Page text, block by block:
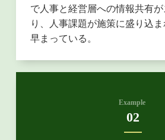
で人事と経営層への情報共有
り、人事課題が施策に盛り込
早まっている。
Example
02